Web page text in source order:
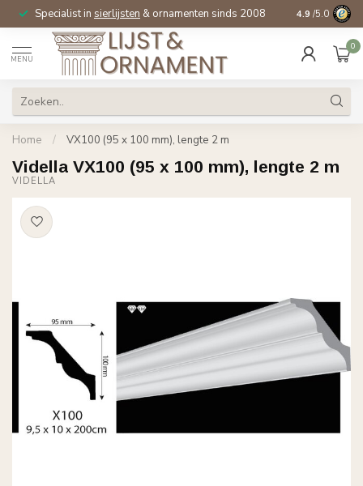
Specialist in sierlijsten & ornamenten sinds 2008 4.9 /5.0
MENU
0
Home / VX100 (95 x 100 mm), lengte 2 m
Vidella VX100 (95 x 100 mm), lengte 2 m
VIDELLA